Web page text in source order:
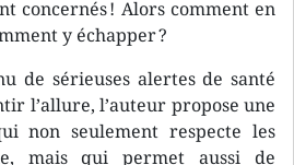
concernés ! Alors comment en
y échapper ?
de sérieuses alertes de santé
l’allure, l’auteur propose une
non seulement respecte les
mais qui permet aussi de